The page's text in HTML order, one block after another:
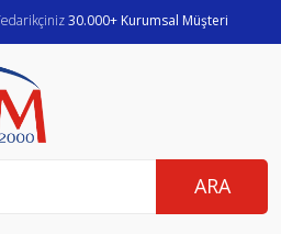
30.000+ Kurumsal Müşteri
ARA